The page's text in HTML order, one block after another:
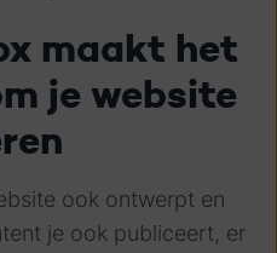
maakt het
je website
ook ontwerpt en
je ook publiceert, er